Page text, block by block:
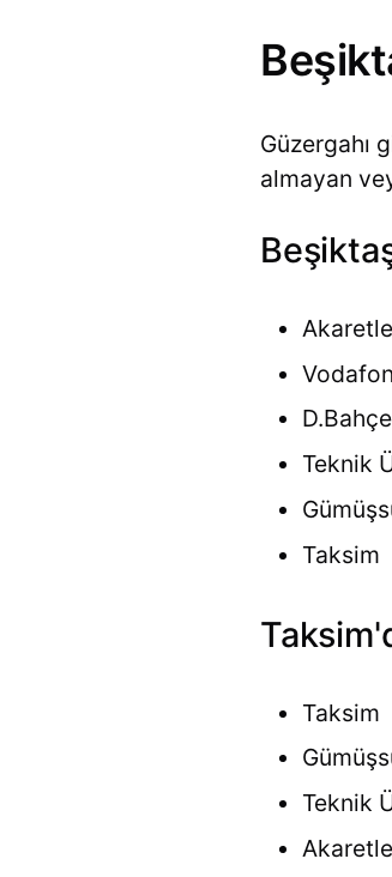
Güzergahı
almayan
Teknik
Taksim
Taksim
Teknik